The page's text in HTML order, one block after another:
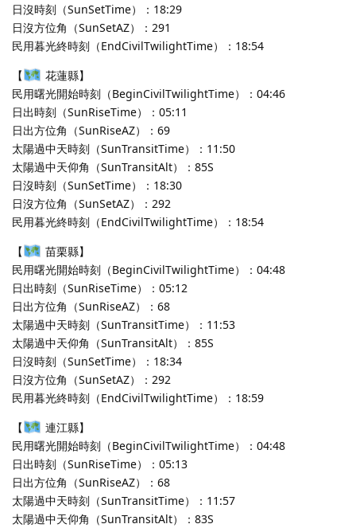
日沒時刻（SunSetTime）：18:29
日沒方位角（SunSetAZ）：291
民用暮光終時刻（EndCivilTwilightTime）：18:54
【
花蓮縣】
民用曙光開始時刻（BeginCivilTwilightTime）：04:46
日出時刻（SunRiseTime）：05:11
日出方位角（SunRiseAZ）：69
太陽過中天時刻（SunTransitTime）：11:50
太陽過中天仰角（SunTransitAlt）：85S
日沒時刻（SunSetTime）：18:30
日沒方位角（SunSetAZ）：292
民用暮光終時刻（EndCivilTwilightTime）：18:54
【
苗栗縣】
民用曙光開始時刻（BeginCivilTwilightTime）：04:48
日出時刻（SunRiseTime）：05:12
日出方位角（SunRiseAZ）：68
太陽過中天時刻（SunTransitTime）：11:53
太陽過中天仰角（SunTransitAlt）：85S
日沒時刻（SunSetTime）：18:34
日沒方位角（SunSetAZ）：292
民用暮光終時刻（EndCivilTwilightTime）：18:59
【
連江縣】
民用曙光開始時刻（BeginCivilTwilightTime）：04:48
日出時刻（SunRiseTime）：05:13
日出方位角（SunRiseAZ）：68
太陽過中天時刻（SunTransitTime）：11:57
太陽過中天仰角（SunTransitAlt）：83S